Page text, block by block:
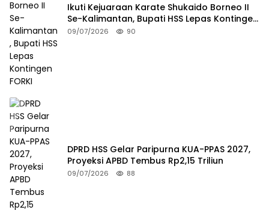
Ikuti Kejuaraan Karate Shukaido Borneo II
Se-Kalimantan, Bupati HSS Lepas Kontingen
FORKI
09/07/2026 90
DPRD HSS Gelar Paripurna KUA-PPAS 2027,
Proyeksi APBD Tembus Rp2,15 Triliun
09/07/2026 88